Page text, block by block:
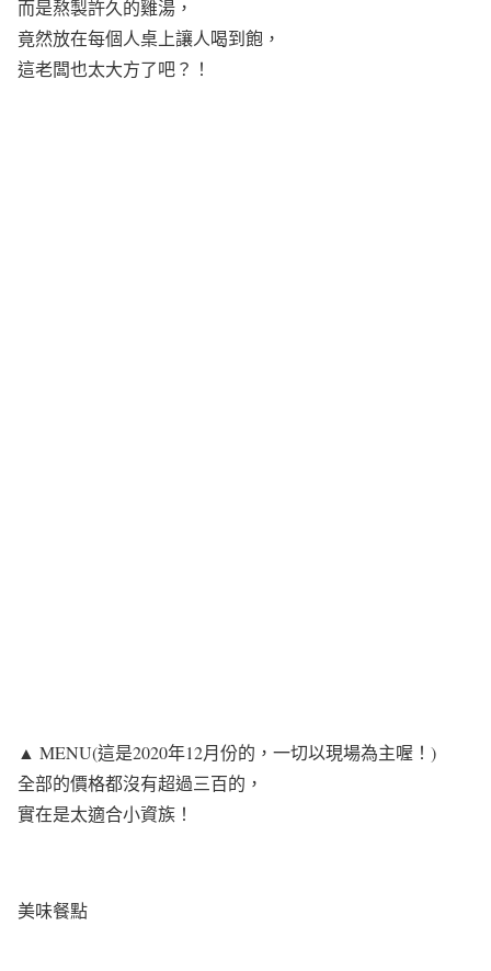
而是熬製許久的雞湯，
竟然放在每個人桌上讓人喝到飽，
這老闆也太大方了吧？！
▲ MENU(這是2020年12月份的，一切以現場為主喔！)
全部的價格都沒有超過三百的，
實在是太適合小資族！
美味餐點